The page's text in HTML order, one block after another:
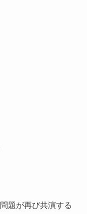
題が再び共演する